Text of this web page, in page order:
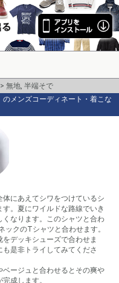
無地, 半端そで
メンズコーディネート・着こな
にあえてシワをつけているシ
。夏にワイルドな路線でいき
なります。このシャツと合わ
ックのTシャツと合わせます。
デッキシューズで合わせま
是非トライしてみてくださ
ベージュと合わせるとその爽や
成します。